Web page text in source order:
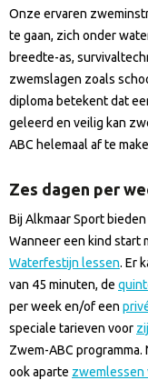
Onze ervaren
te gaan, zich onder
breedte-as,
zwemslagen zoals
diploma betekent dat
geleerd en veilig kan
ABC helemaal af te
Zes dagen per
Bij Alkmaar Sport
Wanneer een kind start
Waterfestijn lessen. Er
van 45 minuten, de
per week en/of een
speciale tarieven voor
Zwem-ABC
ook aparte zwemlessen